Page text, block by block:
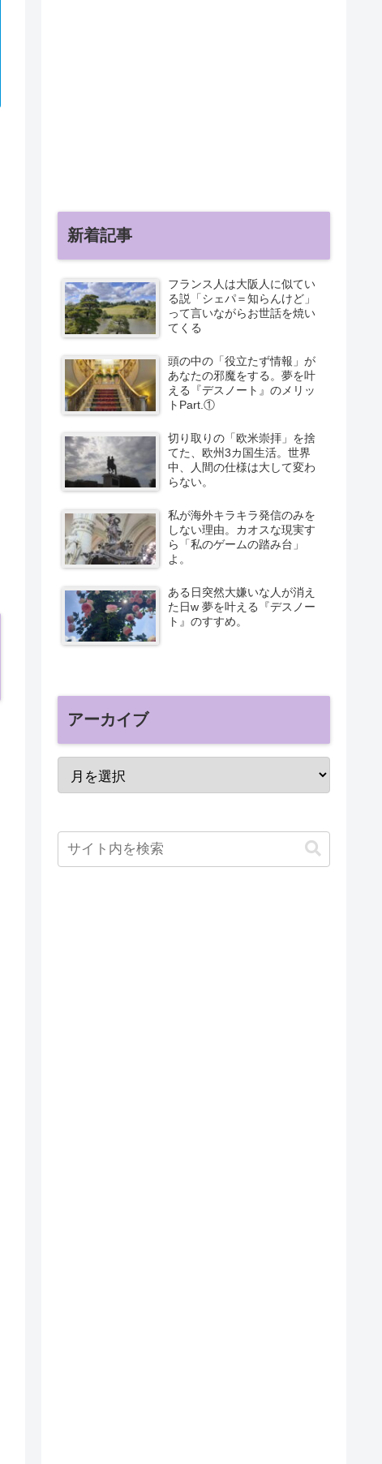
新着記事
フランス人は大阪人に似てい
る説「シェパ＝知らんけど」
って言いながらお世話を焼い
てくる
頭の中の「役立たず情報」が
あなたの邪魔をする。夢を叶
える『デスノート』のメリッ
トPart.①
切り取りの「欧米崇拝」を捨
てた、欧州3カ国生活。世界
中、人間の仕様は大して変わ
らない。
私が海外キラキラ発信のみを
しない理由。カオスな現実す
ら「私のゲームの踏み台」
よ。
ある日突然大嫌いな人が消え
た日w 夢を叶える『デスノー
ト』のすすめ。
アーカイブ